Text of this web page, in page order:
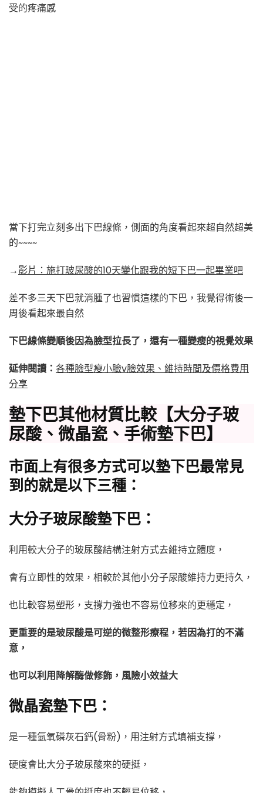
受的疼痛感
當下打完立刻多出下巴線條，側面的角度看起來超自然超美
的~~~~
→影片：施打玻尿酸的10天變化跟我的短下巴一起畢業吧
差不多三天下巴就消腫了也習慣這樣的下巴，我覺得術後一
周後看起來最自然
下巴線條變順後因為臉型拉長了，還有一種變瘦的視覺效果
延伸閱讀： 各種臉型瘦小臉v臉效果、維持時間及價格費用
分享
墊下巴其他材質比較【大分子玻
尿酸、微晶瓷、手術墊下巴】
市面上有很多方式可以墊下巴最常見
到的就是以下三種：
大分子玻尿酸墊下巴：
利用較大分子的玻尿酸結構注射方式去維持立體度，
會有立即性的效果，相較於其他小分子尿酸維持力更持久，
也比較容易塑形，支撐力強也不容易位移來的更穩定，
更重要的是玻尿酸是可逆的微整形療程，若因為打的不滿
意，
也可以利用降解酶做修飾，風險小效益大
微晶瓷墊下巴 ：
是一種氫氧磷灰石鈣(骨粉)，用注射方式填補支撐，
硬度會比大分子玻尿酸來的硬挺，